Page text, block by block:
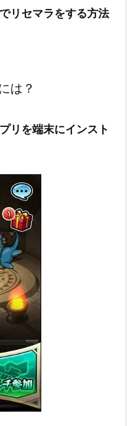
リセマラをする方法
は？
リを端末にインスト